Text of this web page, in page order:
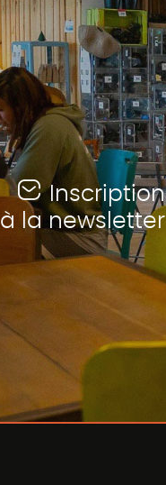
Inscription
à la newsletter